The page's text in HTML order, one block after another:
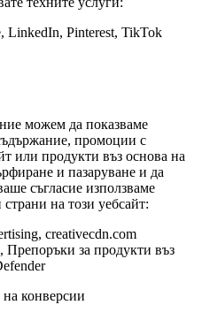
LinkedIn, Pinterest, TikTok
можем да показваме
промоции с
или продукти въз основа на
и пазаруване и да
съгласие използваме
на този уебсайт:
creativecdn.com
за продукти въз
конверсии